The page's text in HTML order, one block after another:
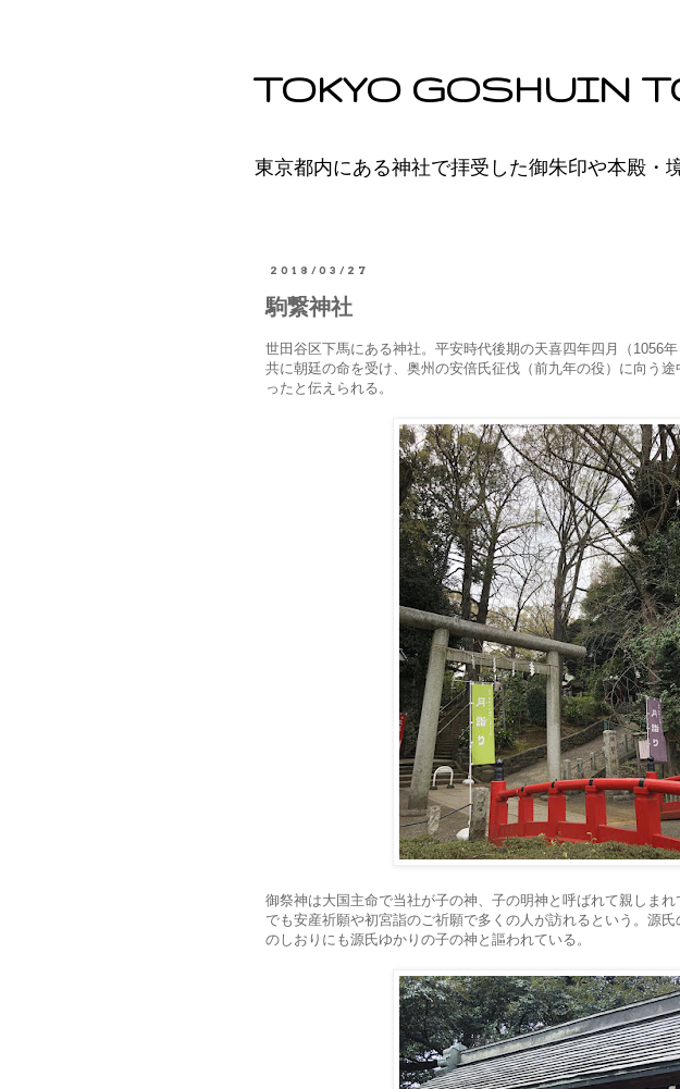
TOKYO GOSHUIN
東京都内にある神社で拝受した御朱印や本殿・
2018/03/27
駒繋神社
世田谷区下馬にある神社。平安時代後期の天喜四年四月（1056
共に朝廷の命を受け、奥州の安倍氏征伐（前九年の役）に向う
ったと伝えられる。
御祭神は大国主命で当社が子の神、子の明神と呼ばれて親しま
でも安産祈願や初宮詣のご祈願で多くの人が訪れるという。源
のしおりにも源氏ゆかりの子の神と謳われている。